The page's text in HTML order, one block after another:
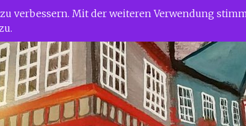
verbessern. Mit der weiteren Verwendung